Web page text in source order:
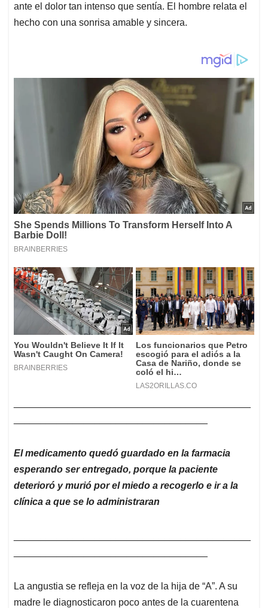
ante el dolor tan intenso que sentía. El hombre relata el
hecho con una sonrisa amable y sincera.
El medicamento quedó guardado en la farmacia
esperando ser entregado, porque la paciente
deterioró y murió por el miedo a recogerlo e ir a la
clínica a que se lo administraran
La angustia se refleja en la voz de la hija de “A”. A su
madre le diagnosticaron poco antes de la cuarentena